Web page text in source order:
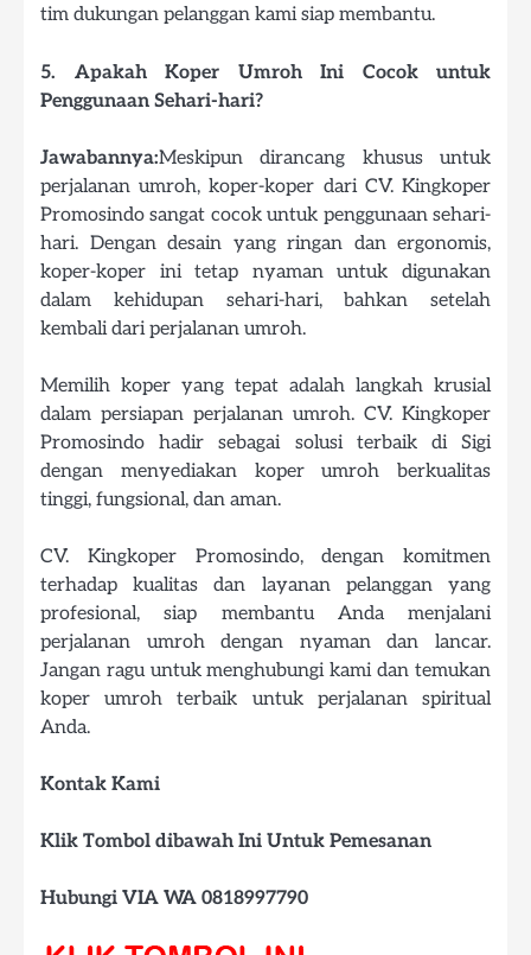
tim dukungan pelanggan kami siap membantu.
5. Apakah Koper Umroh Ini Cocok untuk
Penggunaan Sehari-hari?
Jawabannya:Meskipun dirancang khusus untuk
perjalanan umroh, koper-koper dari CV. Kingkoper
Promosindo sangat cocok untuk penggunaan sehari-
hari. Dengan desain yang ringan dan ergonomis,
koper-koper ini tetap nyaman untuk digunakan
dalam kehidupan sehari-hari, bahkan setelah
kembali dari perjalanan umroh.
Memilih koper yang tepat adalah langkah krusial
dalam persiapan perjalanan umroh. CV. Kingkoper
Promosindo hadir sebagai solusi terbaik di Sigi
dengan menyediakan koper umroh berkualitas
tinggi, fungsional, dan aman.
CV. Kingkoper Promosindo, dengan komitmen
terhadap kualitas dan layanan pelanggan yang
profesional, siap membantu Anda menjalani
perjalanan umroh dengan nyaman dan lancar.
Jangan ragu untuk menghubungi kami dan temukan
koper umroh terbaik untuk perjalanan spiritual
Anda.
Kontak Kami
Klik Tombol dibawah Ini Untuk Pemesanan
Hubungi VIA WA 0818997790